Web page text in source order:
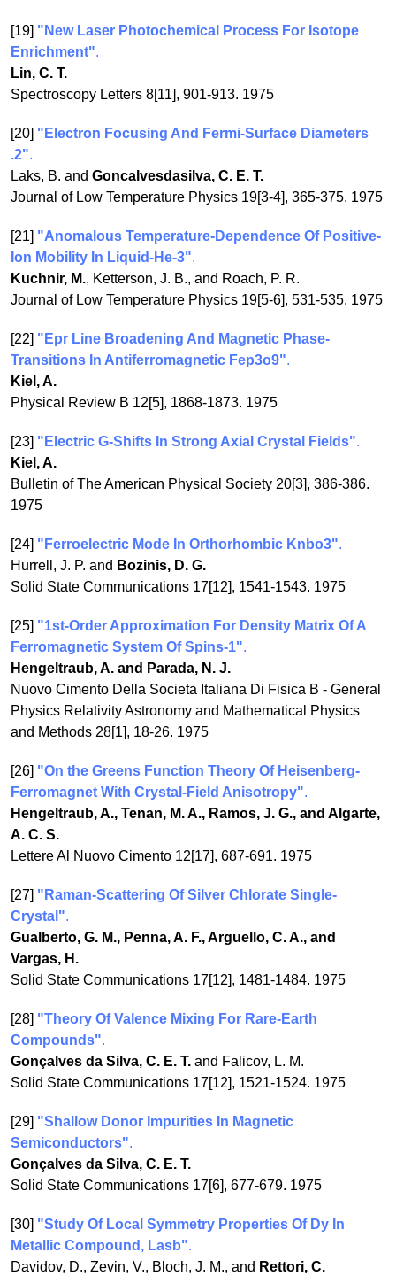
[19] "New Laser Photochemical Process For Isotope
Enrichment".
Lin, C. T.
Spectroscopy Letters 8[11], 901-913. 1975
[20] "Electron Focusing And Fermi-Surface Diameters
.2".
Laks, B. and Goncalvesdasilva, C. E. T.
Journal of Low Temperature Physics 19[3-4], 365-375. 1975
[21] "Anomalous Temperature-Dependence Of Positive-
Ion Mobility In Liquid-He-3".
Kuchnir, M., Ketterson, J. B., and Roach, P. R.
Journal of Low Temperature Physics 19[5-6], 531-535. 1975
[22] "Epr Line Broadening And Magnetic Phase-
Transitions In Antiferromagnetic Fep3o9".
Kiel, A.
Physical Review B 12[5], 1868-1873. 1975
[23] "Electric G-Shifts In Strong Axial Crystal Fields".
Kiel, A.
Bulletin of The American Physical Society 20[3], 386-386.
1975
[24] "Ferroelectric Mode In Orthorhombic Knbo3".
Hurrell, J. P. and Bozinis, D. G.
Solid State Communications 17[12], 1541-1543. 1975
[25] "1st-Order Approximation For Density Matrix Of A
Ferromagnetic System Of Spins-1".
Hengeltraub, A. and Parada, N. J.
Nuovo Cimento Della Societa Italiana Di Fisica B - General
Physics Relativity Astronomy and Mathematical Physics
and Methods 28[1], 18-26. 1975
[26] "On the Greens Function Theory Of Heisenberg-
Ferromagnet With Crystal-Field Anisotropy".
Hengeltraub, A., Tenan, M. A., Ramos, J. G., and Algarte,
A. C. S.
Lettere Al Nuovo Cimento 12[17], 687-691. 1975
[27] "Raman-Scattering Of Silver Chlorate Single-
Crystal".
Gualberto, G. M., Penna, A. F., Arguello, C. A., and
Vargas, H.
Solid State Communications 17[12], 1481-1484. 1975
[28] "Theory Of Valence Mixing For Rare-Earth
Compounds".
Gonçalves da Silva, C. E. T. and Falicov, L. M.
Solid State Communications 17[12], 1521-1524. 1975
[29] "Shallow Donor Impurities In Magnetic
Semiconductors".
Gonçalves da Silva, C. E. T.
Solid State Communications 17[6], 677-679. 1975
[30] "Study Of Local Symmetry Properties Of Dy In
Metallic Compound, Lasb".
Davidov, D., Zevin, V., Bloch, J. M., and Rettori, C.